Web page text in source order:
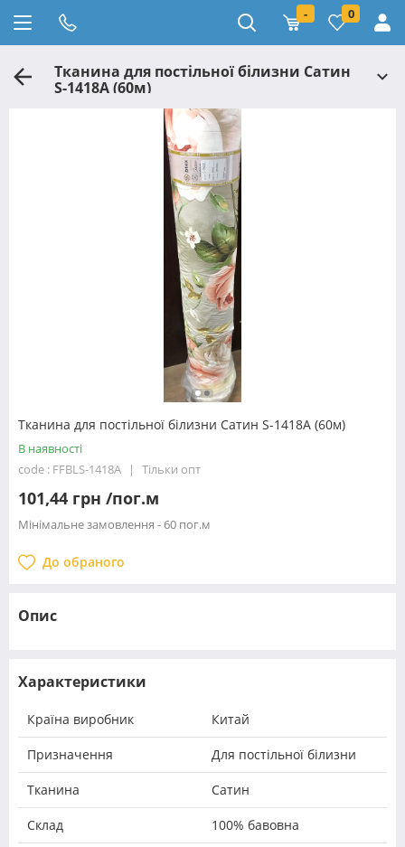
- 0
Тканина для постільної білизни Сатин
S-1418A (60м)
Тканина для постільної білизни Сатин S-1418A (60м)
В наявності
code : FFBLS-1418A
Тільки опт
101,44 грн /пог.м
Мінімальне замовлення - 60 пог.м
До обраного
Опис
Характеристики
Країна виробник Китай
Призначення Для постільної білизни
Тканина Сатин
Склад 100% бавовна